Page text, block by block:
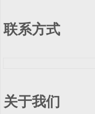
联系方式
关于我们